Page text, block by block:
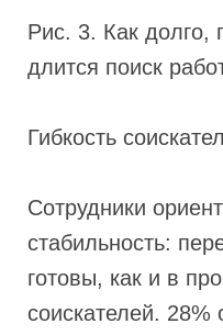
Рис. 3. Как долго,
длится поиск
Гибкость
Сотрудники
стабильность:
готовы, как и в
соискателей.